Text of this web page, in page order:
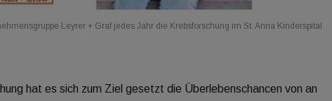
Leyrer + Graf jedes Jahr die Krebsforschung im St. Anna Kinderspital
hat es sich zum Ziel gesetzt die Überlebenschancen von an